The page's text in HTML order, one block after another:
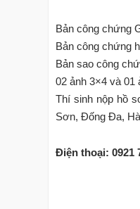
Bản công chứng
Bản công chứng
Bản sao công
02 ảnh 3×4 và 01
Thí sinh nộp hồ
Sơn, Đống Đa,
Điện thoại: 0921